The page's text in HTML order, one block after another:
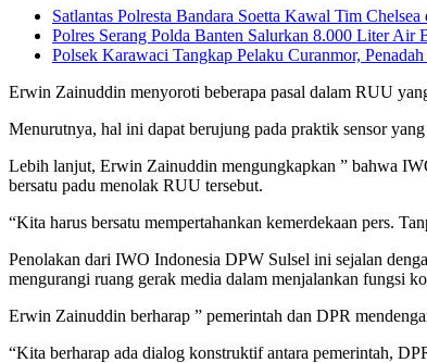
Satlantas Polresta Bandara Soetta Kawal Tim
Polres Serang Polda Banten Salurkan 8.000 Liter Air
Polsek Karawaci Tangkap Pelaku Curanmor,
Erwin Zainuddin menyoroti beberapa pasal dalam RUU
Menurutnya, hal ini dapat berujung pada praktik sensor
Lebih lanjut, Erwin Zainuddin mengungkapkan ” bahwa
bersatu padu menolak RUU tersebut.
“Kita harus bersatu mempertahankan kemerdekaan pers.
Penolakan dari IWO Indonesia DPW Sulsel ini sejalan
mengurangi ruang gerak media dalam menjalankan fungsi
Erwin Zainuddin berharap ” pemerintah dan DPR
“Kita berharap ada dialog konstruktif antara pemerintah,